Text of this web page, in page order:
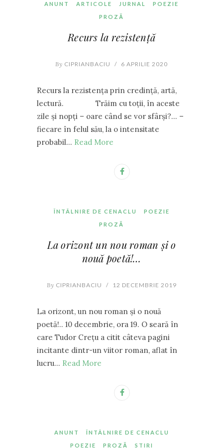
ANUNT ARTICOLE JURNAL
POEZIE
PROZĂ
Recurs la rezistență
By CIPRIANBACIU / 6 APRILIE 2020
Recurs la rezistența prin credință, artă,
lectură. Trăim cu toții, în aceste
zile și nopți – oare când se vor sfârși?… –
fiecare în felul său, la o intensitate
probabil… Read More
ÎNTÂLNIRE DE CENACLU
POEZIE
PROZĂ
La orizont un nou roman și o
nouă poetă!…
By CIPRIANBACIU / 12 DECEMBRIE 2019
La orizont, un nou roman și o nouă
poetă!.. 10 decembrie, ora 19. O seară în
care Tudor Crețu a citit câteva pagini
incitante dintr-un viitor roman, aflat în
lucru… Read More
ANUNT
ÎNTÂLNIRE DE CENACLU
POEZIE
PROZĂ STIRI